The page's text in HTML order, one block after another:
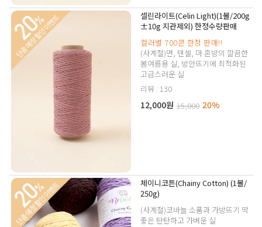
셀린라이트(Celin Light)(1볼/200g
±10g 지관제외) 한정수량판매
컬러별 700콘 한정 판매!!
(사계절)면, 텐셀, 마 혼방의 깔끔한
봄여름용 실, 방안뜨기에 최적화된
고급스러운 실
리뷰 : 130
12,000원 15,000 20%
체이니코튼(Chainy Cotton) (1볼/
250g)
(사계절)코바늘 소품과 가방뜨기 딱
좋은 탄탄하고 가벼운 실